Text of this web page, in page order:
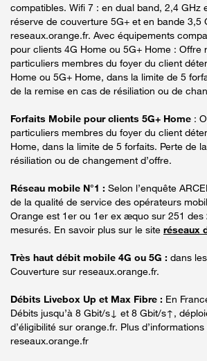
compatibles. Wifi 7 : en dual band, 2,4 GHz
réserve de couverture 5G+ et en bande 3,5
reseaux.orange.fr. Avec équipements
pour clients 4G Home ou 5G+ Home : Offre
particuliers membres du foyer du client
Home ou 5G+ Home, dans la limite de 5
de la remise en cas de résiliation ou de
Forfaits Mobile pour clients 5G+ Home :
particuliers membres du foyer du client
Home, dans la limite de 5 forfaits. Perte de
résiliation ou de changement d’offre.
Réseau mobile N°1 : Selon l’enquête
de la qualité de service des opérateurs
Orange est 1er ou 1er ex æquo sur 251 des
mesurés. En savoir plus sur le site réseaux
Très haut débit mobile 4G ou 5G : dans
Couverture sur reseaux.orange.fr.
Débits Livebox Up et Max Fibre : En
Débits jusqu’à 8 Gbit/s↓ et 8 Gbit/s↑,
d’éligibilité sur orange.fr. Plus
reseaux.orange.fr